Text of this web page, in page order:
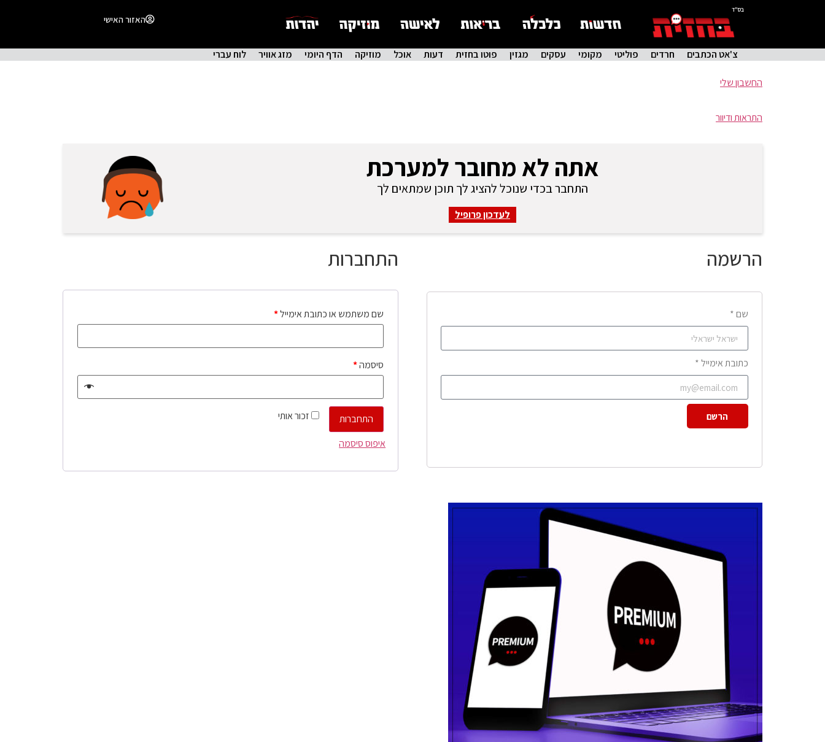
בס"ד
האזור האישי
צ'אט הכתבים חרדים פוליטי מקומי עסקים מגזין פוטו בחזית דעות אוכל מוזיקה הדף היומי מזג אוויר לוח עברי
החשבון שלי
התראות ודיוור
אתה לא מחובר למערכת
התחבר בכדי שנוכל להציג לך תוכן שמתאים לך
לעדכון פרופיל
התחברות
שם משתמש או כתובת אימייל*
סיסמה*
זכור אותי
התחברות
איפוס סיסמה
הרשמה
שם *
כתובת אימייל *
הרשם